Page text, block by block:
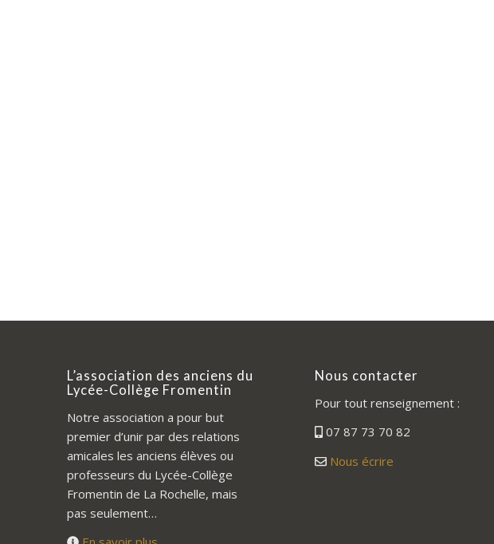
L’association des anciens du
Lycée-Collège Fromentin
Notre association a pour but
premier d’unir par des relations
amicales les anciens élèves ou
professeurs du Lycée-Collège
Fromentin de La Rochelle, mais
pas seulement…
Nous contacter
Pour tout renseignement :
07 87 73 70 82
Nous écrire